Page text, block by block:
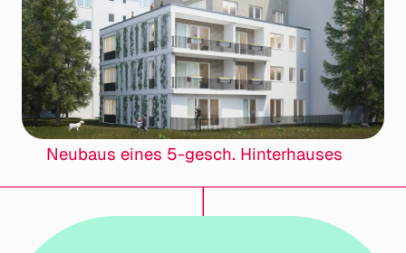
Neubaus eines 5-gesch. Hinterhauses